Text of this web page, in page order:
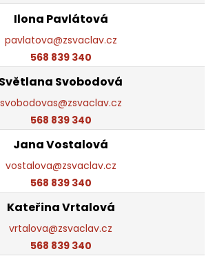
Ilona Pavlátová
pavlatova@zsvaclav.cz
568 839 340
Světlana Svobodová
svobodovas@zsvaclav.cz
568 839 340
Jana Vostalová
vostalova@zsvaclav.cz
568 839 340
Kateřina Vrtalová
vrtalova@zsvaclav.cz
568 839 340